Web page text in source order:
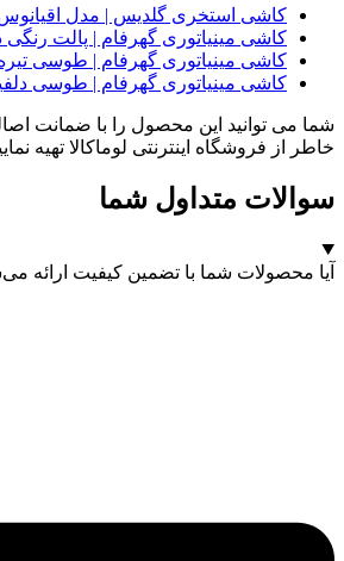
کاشی استخری گلدیس | مدل اقیانوس 5 کارگاهی درجه
کاشی مینیاتوری گهرفام | پالت
کاشی مینیاتوری گهرفام | طوسی
کاشی مینیاتوری گهرفام | طوسی
شما می توانید این محصول را با ضمانت
خاطر از فروشگاه اینترنتی لوماکالا تهیه
سوالات متداول شما
آیا محصولات شما با تضمین کیفیت ارائه